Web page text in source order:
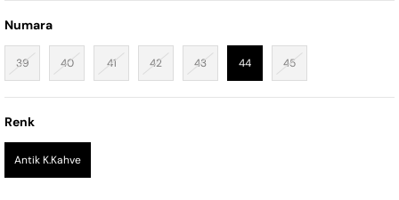
Numara
39 40 41 42 43 44 45
Renk
Antik K.Kahve